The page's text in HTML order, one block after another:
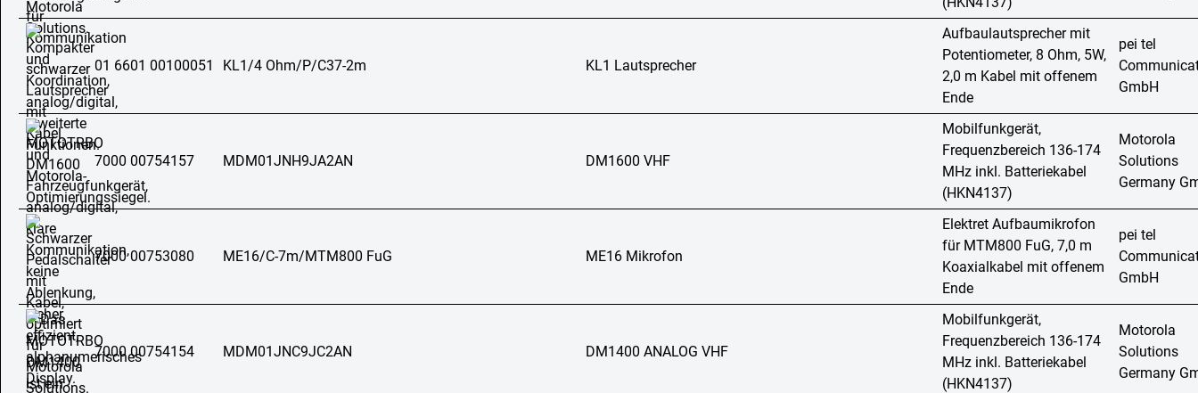
01 6601 00100051 KL1/4 Ohm/P/C37-2m KL1 Lautsprecher
Aufbaulautsprecher mit
Potentiometer, 8 Ohm, 5W,
2,0 m Kabel mit offenem
Ende
pei tel
GmbH
7000 00754157 MDM01JNH9JA2AN DM1600 VHF
Mobilfunkgerät,
Frequenzbereich 136-174
MHz inkl. Batteriekabel
(HKN4137)
Motorola
Solutions
Germany
7000 00753080 ME16/C-7m/MTM800 FuG ME16 Mikrofon
Elektret Aufbaumikrofon
für MTM800 FuG, 7,0 m
Koaxialkabel mit offenem
Ende
pei tel
GmbH
7000 00754154 MDM01JNC9JC2AN DM1400 ANALOG VHF
Mobilfunkgerät,
Frequenzbereich 136-174
MHz inkl. Batteriekabel
(HKN4137)
Motorola
Solutions
Germany